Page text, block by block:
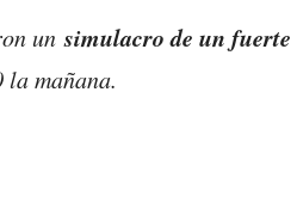
unsimulacro de un fuerte
mañana.